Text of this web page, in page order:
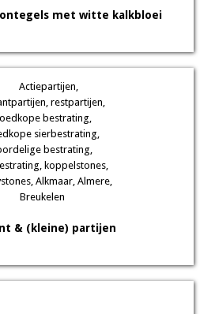
met witte kalkbloei
& (kleine) partijen